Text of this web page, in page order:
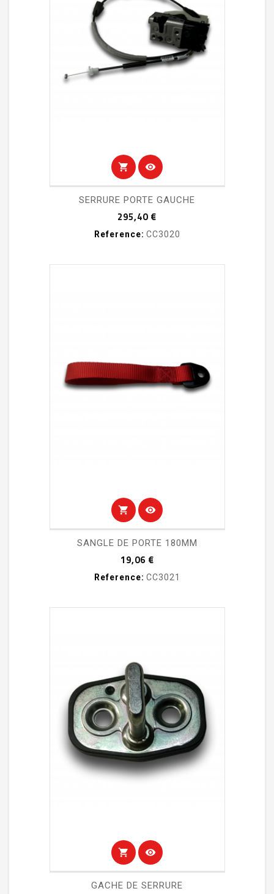
shopping_cart visibility
SERRURE PORTE GAUCHE
295,40 €
Reference: CC3020
shopping_cart visibility
SANGLE DE PORTE 180MM
19,06 €Prix
Reference: CC3021
shopping_cart visibility
GACHE DE SERRURE